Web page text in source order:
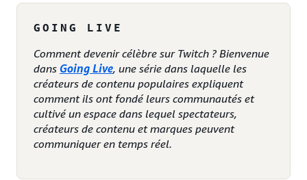
GOING LIVE
Comment devenir célèbre sur Twitch ? Bienvenue
dans Going Live, une série dans laquelle les
créateurs de contenu populaires expliquent
comment ils ont fondé leurs communautés et
cultivé un espace dans lequel spectateurs,
créateurs de contenu et marques peuvent
communiquer en temps réel.